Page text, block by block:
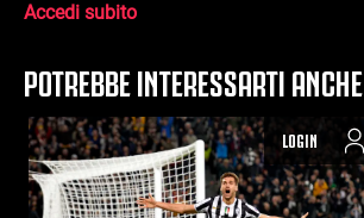
Accedi subito
POTREBBE INTERESSARTI ANCHE
LOGIN